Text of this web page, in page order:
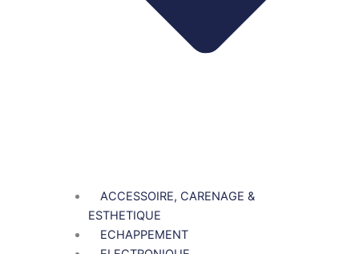
ACCESSOIRE, CARENAGE &
ESTHETIQUE
ECHAPPEMENT